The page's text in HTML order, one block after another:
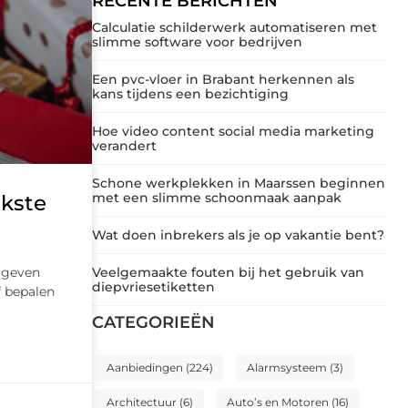
Calculatie schilderwerk automatiseren met
slimme software voor bedrijven
Een pvc-vloer in Brabant herkennen als
kans tijdens een bezichtiging
Hoe video content social media marketing
verandert
Schone werkplekken in Maarssen beginnen
met een slimme schoonmaak aanpak
Wat doen inbrekers als je op vakantie bent?
Veelgemaakte fouten bij het gebruik van
diepvriesetiketten
CATEGORIEËN
Aanbiedingen (224) Alarmsysteem (3)
Architectuur (6) Auto’s en Motoren (16)
bepalen